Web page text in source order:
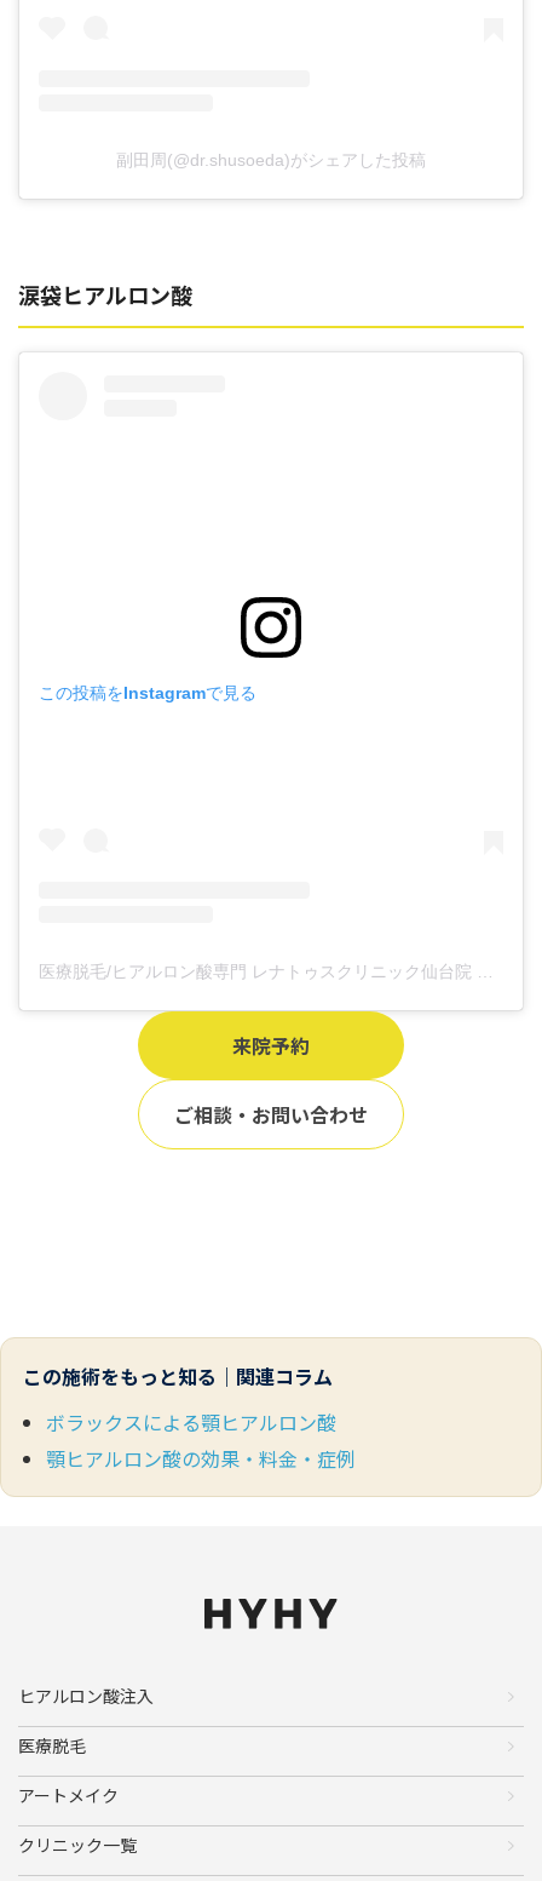
副田周(@dr.shusoeda)がシェアした投稿
涙袋ヒアルロン酸
この投稿をInstagramで見る
医療脱毛/ヒアルロン酸専門 レナトゥスクリニック仙台院 高橋希(@renaclisendai)がシェアした投稿
来院予約
ご相談・お問い合わせ
この施術をもっと知る｜関連コラム
ボラックスによる顎ヒアルロン酸
顎ヒアルロン酸の効果・料金・症例
ヒアルロン酸注入
医療脱毛
アートメイク
クリニック一覧